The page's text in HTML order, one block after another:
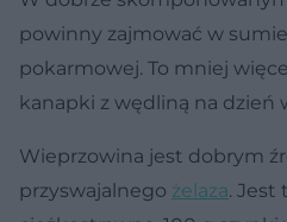
powinny zajmować w
pokarmowej. To mniej
kanapki z wędliną na dzień
Wieprzowina jest dobrym
przyswajalnego żelaza. Jest